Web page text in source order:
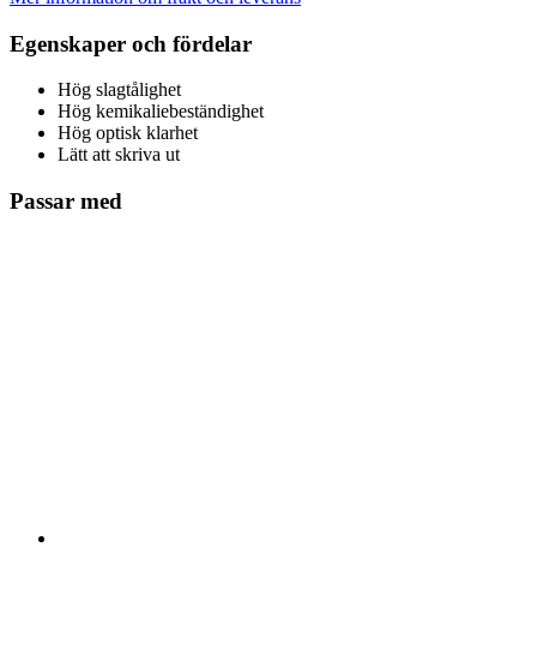
Egenskaper och fördelar
Hög slagtålighet
Hög kemikaliebeständighet
Hög optisk klarhet
Lätt att skriva ut
Passar med